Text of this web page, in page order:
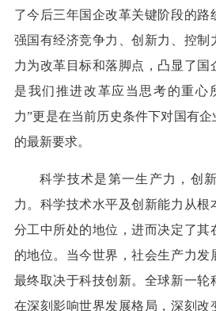
了今后三年国企改革关键阶段的路
强国有经济竞争力、创新力、控制
力为改革目标和落脚点，凸显了国
是我们推进改革应当思考的重心
力”更是在当前历史条件下对国有
的最新要求。
科学技术是第一生产力，创
力。科学技术水平及创新能力从根
分工中所处的地位，进而决定了其
的地位。当今世界，社会生产力发
最终取决于科技创新。全球新一轮
在深刻影响世界发展格局，深刻改